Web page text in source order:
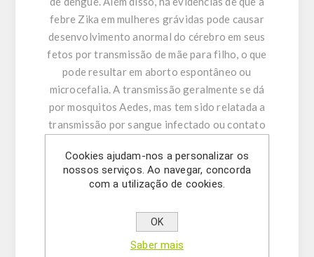
febre Zika em mulheres grávidas pode causar
desenvolvimento anormal do cérebro em seus
fetos por transmissão de mãe para filho, o que
pode resultar em aborto espontâneo ou
microcefalia. A transmissão geralmente se dá
por mosquitos Aedes, mas tem sido relatada a
transmissão por sangue infectado ou contato
Características do produto:
singleplex de transmissão específica /reverse
primers e sonda.
-Tampão de ressuspensão
Cookies ajudam-nos a personalizar os
nossos serviços. Ao navegar, concorda
com a utilização de cookies.
OK
Saber mais